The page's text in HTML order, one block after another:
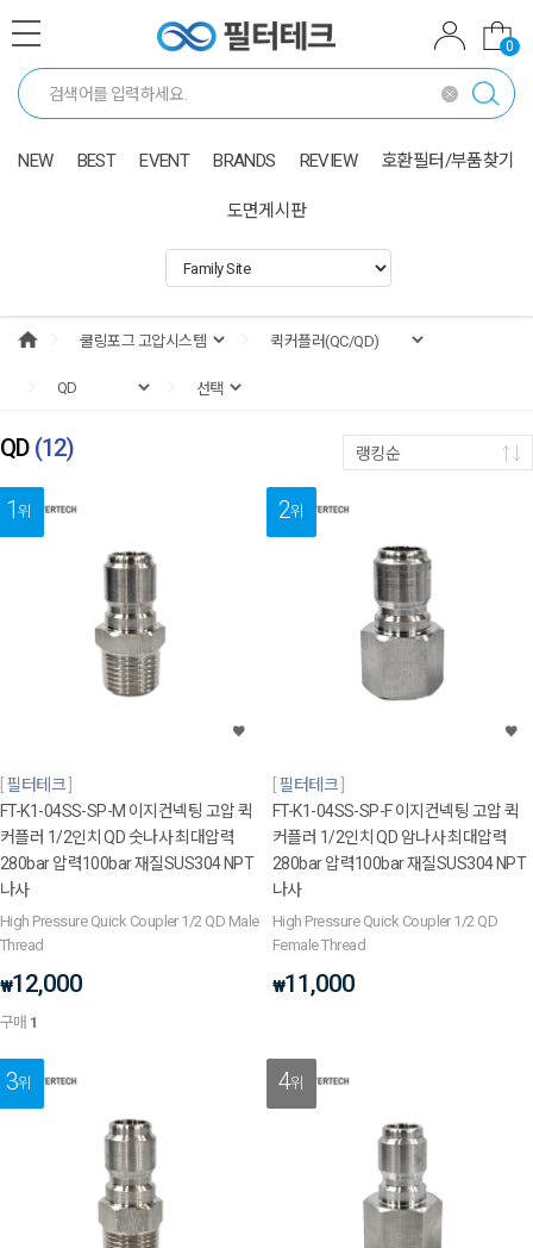
0
NEW BEST EVENT BRANDS REVIEW 호환필터/부품찾기
도면게시판
QD (12) 랭킹순
1위
필터테크
FT-K1-04SS-SP-M 이지컨넥팅 고압 퀵
커플러 1/2인치 QD 숫나사 최대압력
280bar 압력100bar 재질SUS304 NPT
나사
High Pressure Quick Coupler 1/2 QD Male
Thread
₩12,000
구매 1
2위
필터테크
FT-K1-04SS-SP-F 이지컨넥팅 고압 퀵
커플러 1/2인치 QD 암나사 최대압력
280bar 압력100bar 재질SUS304 NPT
나사
High Pressure Quick Coupler 1/2 QD
Female Thread
₩11,000
3위 4위